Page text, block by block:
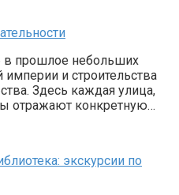
в прошлое небольших
и строительства
Здесь каждая улица,
отражают конкретную…
экскурсии по